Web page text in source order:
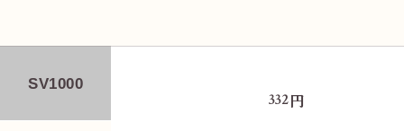
SV1000
332円